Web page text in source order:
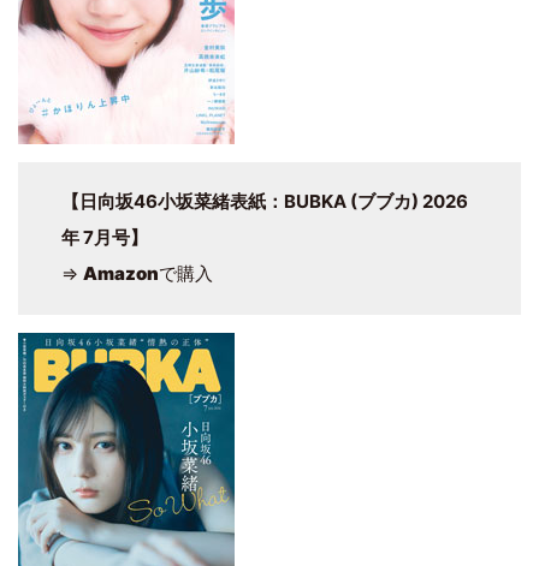
【日向坂46小坂菜緒表紙：BUBKA (ブブカ) 2026
年 7月号】
⇒ Amazonで購入